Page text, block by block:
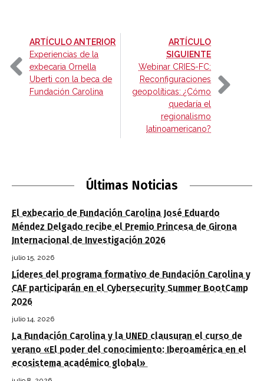
ARTÍCULO ANTERIOR-
Experiencias de la
exbecaria Ornella
Uberti con la beca de
Fundación Carolina
ARTÍCULO
SIGUIENTE-
Webinar CRIES-FC:
Reconfiguraciones
geopolíticas: ¿Cómo
quedaría el
regionalismo
latinoamericano?
Últimas Noticias
El exbecario de Fundación Carolina José Eduardo
Méndez Delgado recibe el Premio Princesa de Girona
Internacional de Investigación 2026
julio 15, 2026
Líderes del programa formativo de Fundación Carolina y
CAF participarán en el Cybersecurity Summer BootCamp
2026
julio 14, 2026
La Fundación Carolina y la UNED clausuran el curso de
verano «El poder del conocimiento: Iberoamérica en el
ecosistema académico global»